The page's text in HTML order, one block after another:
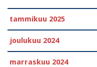
tammikuu 2025
joulukuu 2024
marraskuu 2024